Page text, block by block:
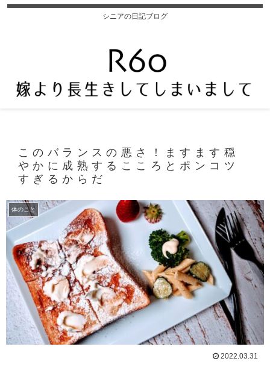
シニアの日記ブログ
このバランスの悪さ！ますます穏
やかに成熟するこころとポンコツ
すぎるからだ
体のこと
2022.03.31